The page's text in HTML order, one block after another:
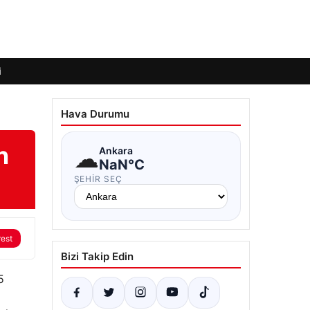
Hava Durumu
☁Ankara
NaN°C
ŞEHIR SEÇ
Bizi Takip Edin